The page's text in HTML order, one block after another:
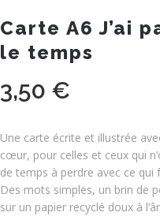
Carte A6 J’ai
le temps
3,50 €
Une carte écrite et illustrée
cœur, pour celles et ceux qui
de temps à perdre avec ce qui
Des mots simples, un brin de
sur un papier recyclé doux à